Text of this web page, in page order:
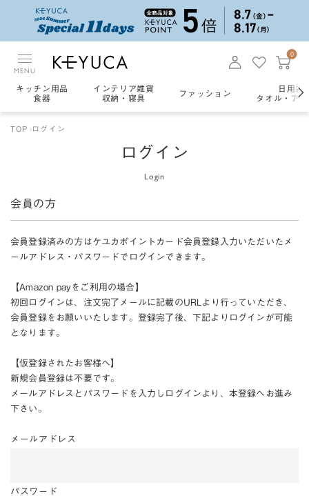
MENU
0
キッチン用品
食器
インテリア雑貨
収納・寝具
ファッション
日用雑
タオル・ア
TOP ログイン
ログイン
Login
会員の方
会員登録済みの方はケユカポイントカード会員登録入力いただいたメ
ールアドレス・パスワードでログインできます。
【Amazon payをご利用の場合】
初回ログインは、注文完了メールに記載のURLより行っていただき、
会員登録をお願いいたします。登録完了後、下記よりログインが可能
となります。
【仮登録されたお客様へ】
新規会員登録は不要です。
メールアドレスとパスワードを入力しログインより、本登録へお進み
下さい。
メールアドレス
パスワード